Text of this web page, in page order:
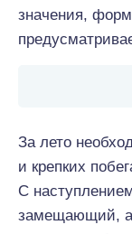
значения,
За лето
и крепких
С
замещающий, а